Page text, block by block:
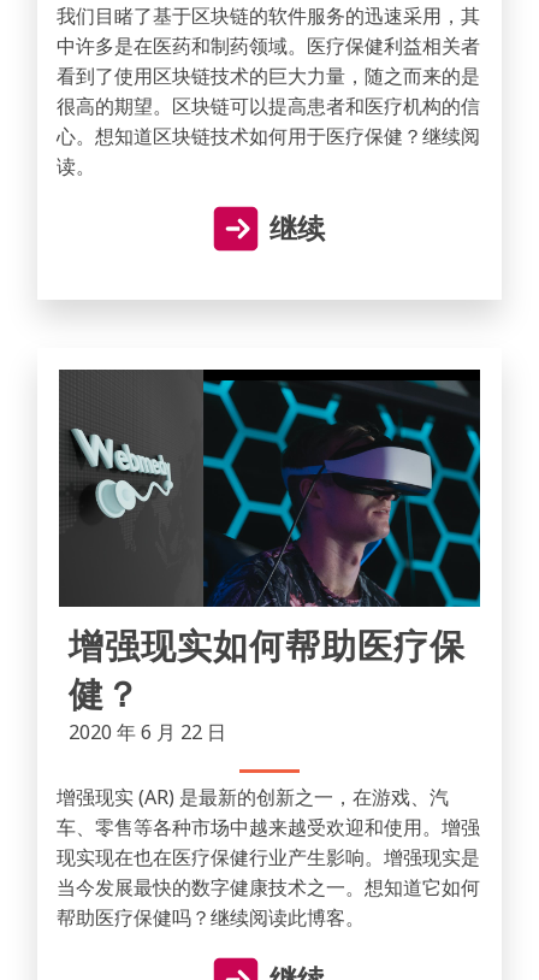
我们目睹了基于区块链的软件服务的迅速采用，其
中许多是在医药和制药领域。医疗保健利益相关者
看到了使用区块链技术的巨大力量，随之而来的是
很高的期望。区块链可以提高患者和医疗机构的信
心。想知道区块链技术如何用于医疗保健？继续阅
读。
继续
增强现实如何帮助医疗保
健？
2020 年 6 月 22 日
增强现实 (AR) 是最新的创新之一，在游戏、汽
车、零售等各种市场中越来越受欢迎和使用。增强
现实现在也在医疗保健行业产生影响。增强现实是
当今发展最快的数字健康技术之一。想知道它如何
帮助医疗保健吗？继续阅读此博客。